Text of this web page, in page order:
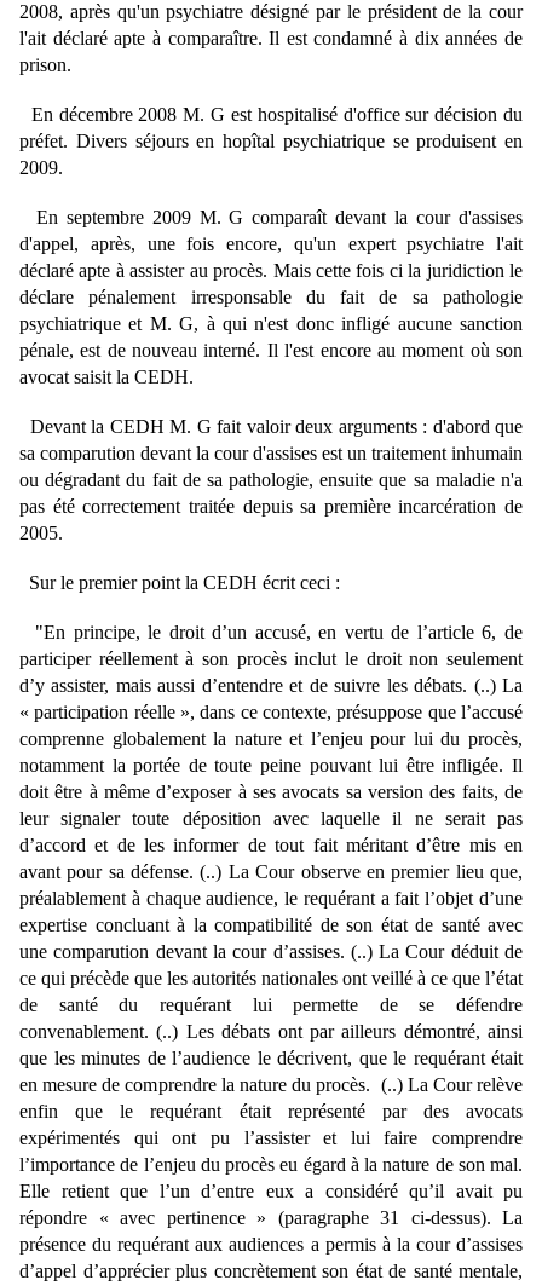
2008, après qu'un psychiatre désigné par le président de la cour
l'ait déclaré apte à comparaître. Il est condamné à dix années de
prison.
En décembre 2008 M. G est hospitalisé d'office sur décision du
préfet. Divers séjours en hopîtal psychiatrique se produisent en
2009.
En septembre 2009 M. G comparaît devant la cour d'assises
d'appel, après, une fois encore, qu'un expert psychiatre l'ait
déclaré apte à assister au procès. Mais cette fois ci la juridiction le
déclare pénalement irresponsable du fait de sa pathologie
psychiatrique et M. G, à qui n'est donc infligé aucune sanction
pénale, est de nouveau interné. Il l'est encore au moment où son
avocat saisit la CEDH.
Devant la CEDH M. G fait valoir deux arguments : d'abord que
sa comparution devant la cour d'assises est un traitement inhumain
ou dégradant du fait de sa pathologie, ensuite que sa maladie n'a
pas été correctement traitée depuis sa première incarcération de
2005.
Sur le premier point la CEDH écrit ceci :
"En principe, le droit d’un accusé, en vertu de l’article 6, de
participer réellement à son procès inclut le droit non seulement
d’y assister, mais aussi d’entendre et de suivre les débats. (..) La
« participation réelle », dans ce contexte, présuppose que l’accusé
comprenne globalement la nature et l’enjeu pour lui du procès,
notamment la portée de toute peine pouvant lui être infligée. Il
doit être à même d’exposer à ses avocats sa version des faits, de
leur signaler toute déposition avec laquelle il ne serait pas
d’accord et de les informer de tout fait méritant d’être mis en
avant pour sa défense. (..) La Cour observe en premier lieu que,
préalablement à chaque audience, le requérant a fait l’objet d’une
expertise concluant à la compatibilité de son état de santé avec
une comparution devant la cour d’assises. (..)La Cour déduit de
ce qui précède que les autorités nationales ont veillé à ce que l’état
de santé du requérant lui permette de se défendre
convenablement. (..) Les débats ont par ailleurs démontré, ainsi
que les minutes de l’audience le décrivent, que le requérant était
en mesure de comprendre la nature du procès. (..) La Cour relève
enfin que le requérant était représenté par des avocats
expérimentés qui ont pu l’assister et lui faire comprendre
l’importance de l’enjeu du procès eu égard à la nature de son mal.
Elle retient que l’un d’entre eux a considéré qu’il avait pu
répondre « avec pertinence » (paragraphe 31 ci-dessus). La
présence du requérant aux audiences a permis à la cour d’assises
d’appel d’apprécier plus concrètement son état de santé mentale,